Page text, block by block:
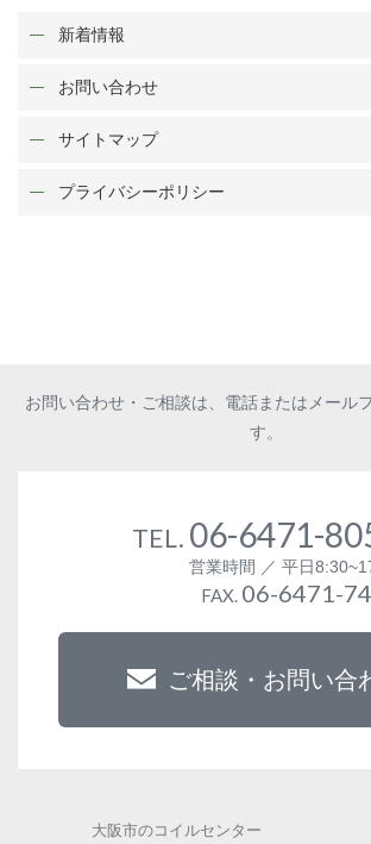
新着情報
お問い合わせ
サイトマップ
プライバシーポリシー
お問い合わせ・ご相談は、電話またはメール
す。
TEL. 06-6471-
営業時間 ／ 平日
FAX. 06-6471-
ご相談・お問い合
大阪市のコイルセンター